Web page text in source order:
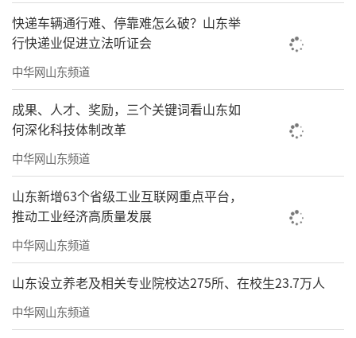
跑者之家
海尔智家打造出全方位AI科技支持的智慧
场景，国字号教练AI课程、AI定制减肥菜谱和智
慧洗护服务，充分提升备赛效率。
快递车辆通行难、停靠难怎么破？山东举
行快递业促进立法听证会
中华网山东频道
成果、人才、奖励，三个关键词看山东如
何深化科技体制改革
中华网山东频道
山东新增63个省级工业互联网重点平台，
推动工业经济高质量发展
中华网山东频道
山东设立养老及相关专业院校达275所、在校生23.7万人
中华网山东频道